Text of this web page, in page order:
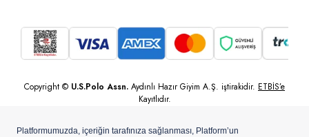
Copyright © U.S.Polo Assn. Aydınlı Hazır Giyim A.Ş. iştirakidir. ETBİS’e
Kayıtlıdır.